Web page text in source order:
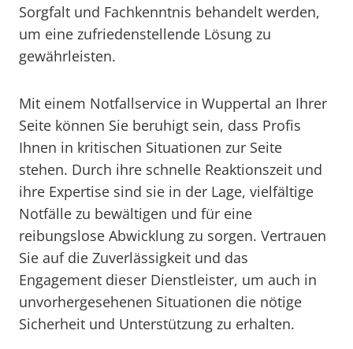
Sorgfalt und Fachkenntnis behandelt werden,
um eine zufriedenstellende Lösung zu
gewährleisten.
Mit einem Notfallservice in Wuppertal an Ihrer
Seite können Sie beruhigt sein, dass Profis
Ihnen in kritischen Situationen zur Seite
stehen. Durch ihre schnelle Reaktionszeit und
ihre Expertise sind sie in der Lage, vielfältige
Notfälle zu bewältigen und für eine
reibungslose Abwicklung zu sorgen. Vertrauen
Sie auf die Zuverlässigkeit und das
Engagement dieser Dienstleister, um auch in
unvorhergesehenen Situationen die nötige
Sicherheit und Unterstützung zu erhalten.